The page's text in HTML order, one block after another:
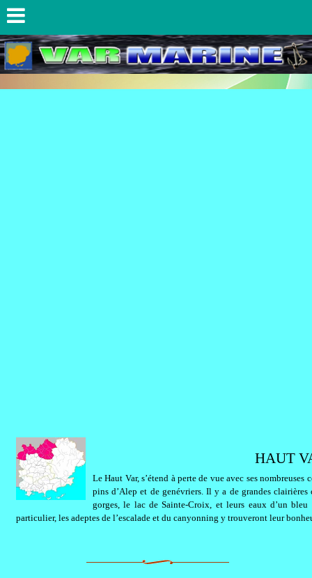
HAUT
Le Haut Var, s’étend à perte de vue avec ses
pins d’Alep et de genévriers. Il y a de grandes
gorges, le lac de Sainte-Croix, et leurs eaux d’un
particulier, les adeptes de l’escalade et du canyonning y trouveront leur